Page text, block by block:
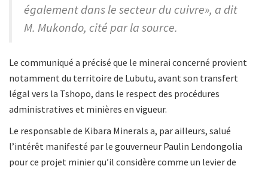
également dans le secteur du cuivre», a dit
M. Mukondo, cité par la source.
Le communiqué‎ a précisé que le minerai concerné provient
notamment du territoire de Lubutu, avant son transfert
légal vers la Tshopo, dans le respect des procédures
administratives et minières en vigueur.
Le responsable de Kibara Minerals a, par ailleurs, salué
l’intérêt manifesté par le gouverneur Paulin Lendongolia
pour ce projet minier qu’il considère comme un levier de